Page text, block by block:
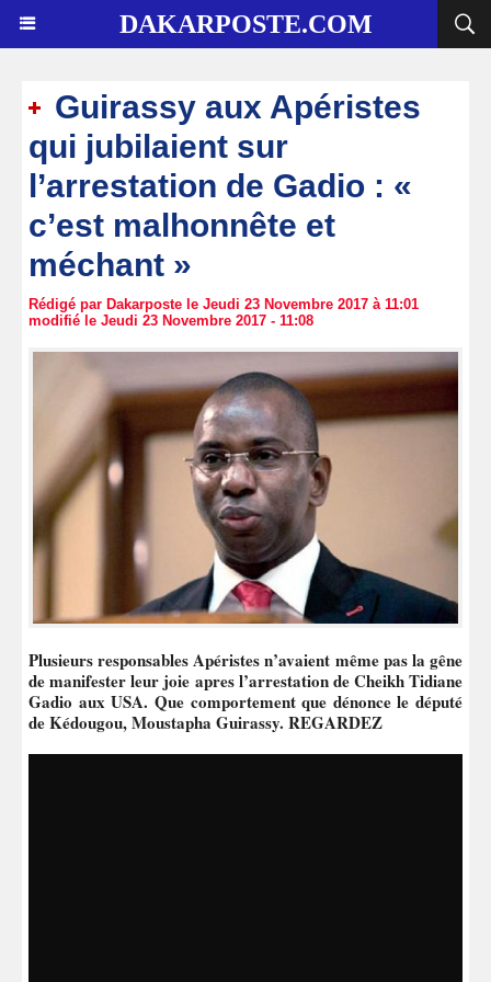
DAKARPOSTE.COM
Guirassy aux Apéristes
qui jubilaient sur
l’arrestation de Gadio : «
c’est malhonnête et
méchant »
Rédigé par Dakarposte le Jeudi 23 Novembre 2017 à 11:01
modifié le Jeudi 23 Novembre 2017 - 11:08
Plusieurs responsables Apéristes n’avaient même pas la gêne
de manifester leur joie apres l’arrestation de Cheikh Tidiane
Gadio aux USA. Que comportement que dénonce le député
de Kédougou, Moustapha Guirassy. REGARDEZ